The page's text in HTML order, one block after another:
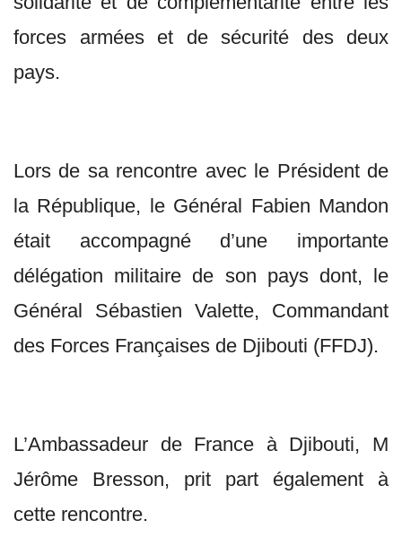
forces armées et de sécurité des deux
pays.
Lors de sa rencontre avec le Président de
la République, le Général Fabien Mandon
était accompagné d’une importante
délégation militaire de son pays dont, le
Général Sébastien Valette, Commandant
des Forces Françaises de Djibouti (FFDJ).
L’Ambassadeur de France à Djibouti, M
Jérôme Bresson, prit part également à
cette rencontre.